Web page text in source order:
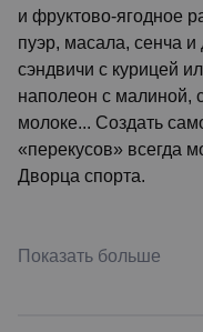
и фруктово-ягодное
пуэр, масала, сенча
сэндвичи с курицей
наполеон с малиной,
молоке... Создать
«перекусов» всегда
Дворца спорта.
Показать больше